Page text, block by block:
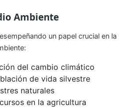
Ambiente
un papel crucial en la
del cambio climático
de vida silvestre
naturales
en la agricultura